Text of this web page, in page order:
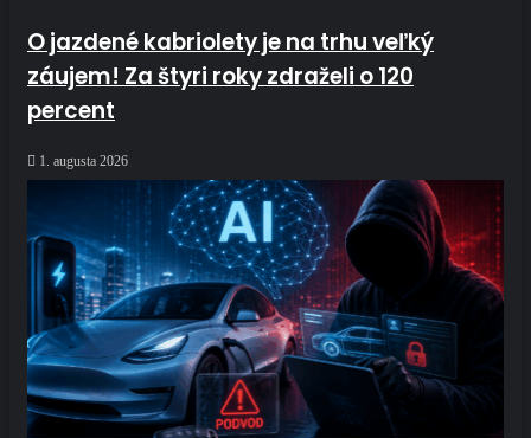
O jazdené kabriolety je na trhu veľký
záujem! Za štyri roky zdraželi o 120
percent
1. augusta 2026